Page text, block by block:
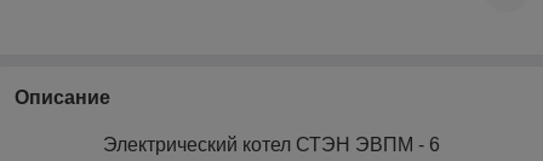
Описание
Электрический котел СТЭН ЭВПМ - 6